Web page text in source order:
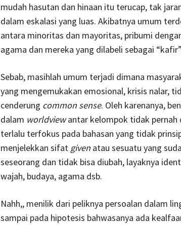
mudah hasutan dan hinaan itu terucap, tak
dalam eskalasi yang luas. Akibatnya umum
antara minoritas dan mayoritas, pribumi
agama dan mereka yang dilabeli sebagai
Sebab, masihlah umum terjadi dimana
yang mengemukakan emosional, krisis nalar,
cenderung common sense. Oleh karenanya,
dalam worldviewantar kelompok tidak pernah
terlalu terfokus pada bahasan yang tidak
menjelekkan sifat givenatau sesuatu yang
seseorang dan tidak bisa diubah, layaknya
wajah, budaya, agama dsb.
Nahh,, menilik dari peliknya persoalan dalam
sampai pada hipotesis bahwasanya ada